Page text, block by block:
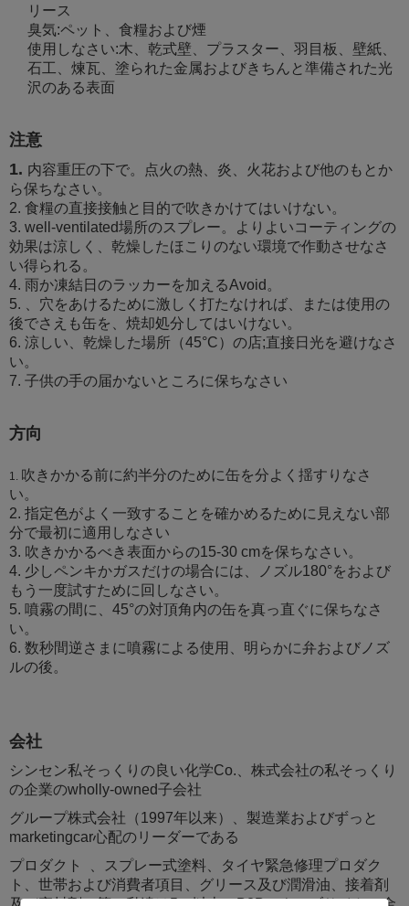
リース
臭気:ペット、食糧および煙
使用しなさい:木、乾式壁、プラスター、羽目板、壁紙、
石工、煉瓦、塗られた金属およびきちんと準備された光
沢のある表面
注意
1. 内容重圧の下で。点火の熱、炎、火花および他のもとか
ら保ちなさい。
2. 食糧の直接接触と目的で吹きかけてはいけない。
3. well-ventilated場所のスプレー。よりよいコーティングの
効果は涼しく、乾燥したほこりのない環境で作動させなさ
い得られる。
4. 雨か凍結日のラッカーを加えるAvoid。
5. 、穴をあけるために激しく打たなければ、または使用の
後でさえも缶を、焼却処分してはいけない。
6. 涼しい、乾燥した場所（45°C）の店;直接日光を避けなさ
い。
7. 子供の手の届かないところに保ちなさい
方向
1. 吹きかかる前に約半分のために缶を分よく揺すりなさ
い。
2. 指定色がよく一致することを確かめるために見えない部
分で最初に適用しなさい
3. 吹きかかるべき表面からの15-30 cmを保ちなさい。
4. 少しペンキかガスだけの場合には、ノズル180°をおよび
もう一度試すために回しなさい。
5. 噴霧の間に、45°の対頂角内の缶を真っ直ぐに保ちなさ
い。
6. 数秒間逆さまに噴霧による使用、明らかに弁およびノズ
ルの後。
会社
シンセン私そっくりの良い化学Co.、株式会社の私そっくり
の企業のwholly-owned子会社
グループ株式会社（1997年以来）、製造業およびずっと
marketingcar心配のリーダーである
プロダクト 、スプレー式塗料、タイヤ緊急修理プロダク
ト、世帯および消費者項目、グリース及び潤滑油、接着剤